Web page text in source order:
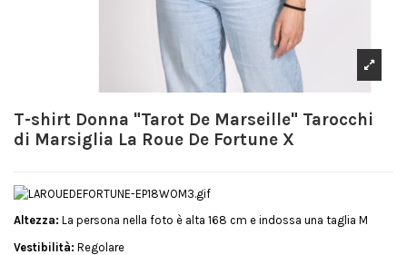
T-shirt Donna "Tarot De Marseille" Tarocchi
di Marsiglia La Roue De Fortune X
Altezza: La persona nella foto è alta 168 cm e indossa una taglia M
Vestibilità: Regolare